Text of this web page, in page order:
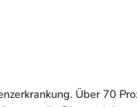
Über 70